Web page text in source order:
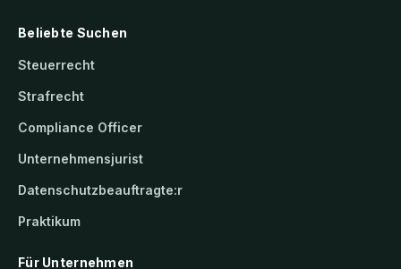
Beliebte Suchen
Steuerrecht
Strafrecht
Compliance Officer
Unternehmensjurist
Datenschutzbeauftragte:r
Praktikum
Für Unternehmen